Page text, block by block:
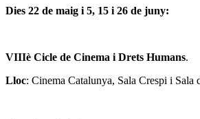
Dies 22 de maig i 5, 15 i 26 de juny:
VIIIè Cicle de Cinema i Drets Humans.
Lloc: Cinema Catalunya, Sala Crespi i Sala